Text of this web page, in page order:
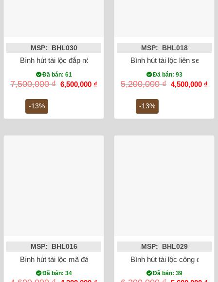
-13%
MSP: BHL030
Bình hút tài lộc đắp nổi cá chép hóa rồng men rạn 35cm
Đã bán: 61
7,500,000₫ Giá
gốc
6,500,000 ₫
6,500,000 ₫.
-13%
MSP: BHL018
Bình hút tài lộc liên sen vẽ
Đã bán: 93
5,200,000₫ Giá
gốc
4,500,000 ₫
MSP: BHL016
Bình hút tài lộc mã đáo thành công vẽ vàng kim 24K
Đã bán: 34
MSP: BHL029
Bình hút tài lộc công đào
Đã bán: 39